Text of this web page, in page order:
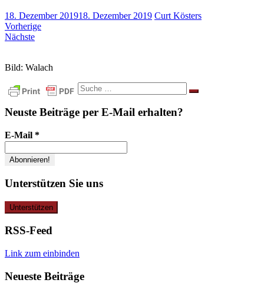
18. Dezember 201918. Dezember 2019 Curt Kösters
Vorherige
Nächste
Bild: Walach
Suche
nach:
Neuste Beiträge per E-Mail erhalten?
E-Mail *
Unterstützen Sie uns
RSS-Feed
Link zum einbinden
Neueste Beiträge